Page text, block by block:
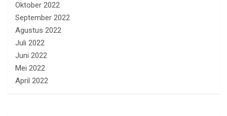
Oktober 2022
September 2022
Agustus 2022
Juli 2022
Juni 2022
Mei 2022
April 2022